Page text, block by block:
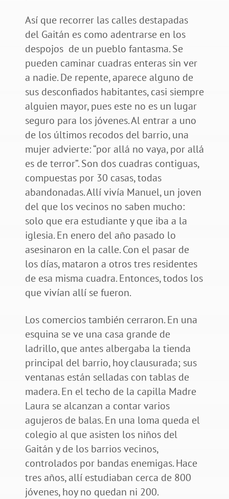
Así que recorrer las calles destapadas
del Gaitán es como adentrarse en los
despojos de un pueblo fantasma. Se
pueden caminar cuadras enteras sin ver
a nadie. De repente, aparece alguno de
sus desconfiados habitantes, casi siempre
alguien mayor, pues este no es un lugar
seguro para los jóvenes. Al entrar a uno
de los últimos recodos del barrio, una
mujer advierte: “por allá no vaya, por allá
es de terror”. Son dos cuadras contiguas,
compuestas por 30 casas, todas
abandonadas. Allí vivía Manuel, un joven
del que los vecinos no saben mucho:
solo que era estudiante y que iba a la
iglesia. En enero del año pasado lo
asesinaron en la calle. Con el pasar de
los días, mataron a otros tres residentes
de esa misma cuadra. Entonces, todos los
que vivían allí se fueron.
Los comercios también cerraron. En una
esquina se ve una casa grande de
ladrillo, que antes albergaba la tienda
principal del barrio, hoy clausurada; sus
ventanas están selladas con tablas de
madera. En el techo de la capilla Madre
Laura se alcanzan a contar varios
agujeros de balas. En una loma queda el
colegio al que asisten los niños del
Gaitán y de los barrios vecinos,
controlados por bandas enemigas. Hace
tres años, allí estudiaban cerca de 800
jóvenes, hoy no quedan ni 200.